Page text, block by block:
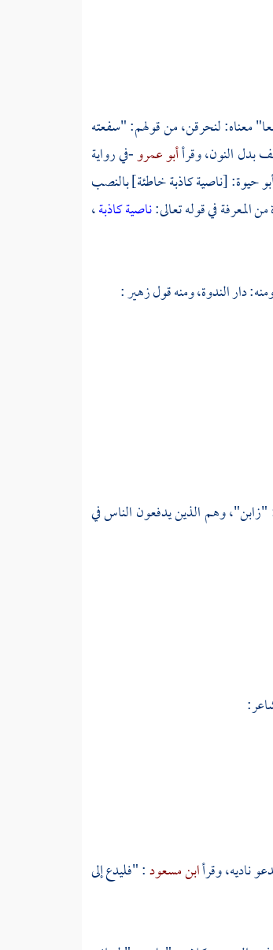
معناه: لنحرقن، من قولهم: "سفعته
بدل النون، وقرأأبو عمرو-في رواية
حيوة:[ناصية كاذبة خاطئة] بالنصب
المعرفة في قوله تعالى:ناصية كاذبة،
دار الندوة، ومنه قولزهير:
وهم الذين يدفعون الناس في
ناديه، وقرأابن مسعود: "فليدع إلى